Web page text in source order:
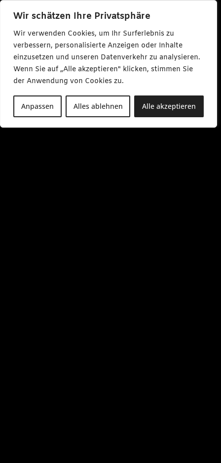
Wir schätzen Ihre Privatsphäre
Wir verwenden Cookies, um Ihr Surferlebnis zu
verbessern, personalisierte Anzeigen oder Inhalte
einzusetzen und unseren Datenverkehr zu analysieren.
Wenn Sie auf „Alle akzeptieren" klicken, stimmen Sie
der Anwendung von Cookies zu.
Anpassen Alles ablehnen Alle akzeptieren